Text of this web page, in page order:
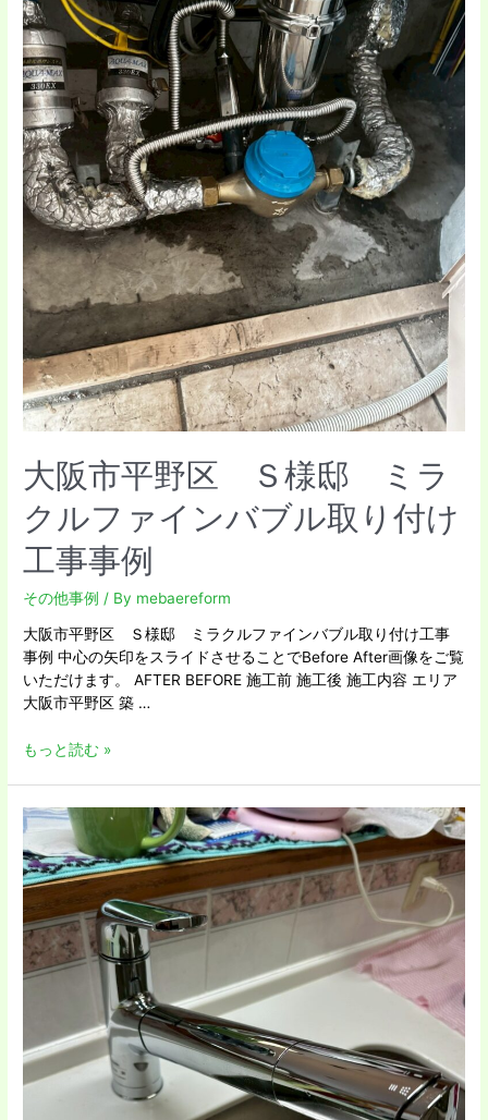
大阪市平野区 Ｓ様邸 ミラ
クルファインバブル取り付け
工事事例
その他事例 / By mebaereform
大阪市平野区 Ｓ様邸 ミラクルファインバブル取り付け工事
事例 中心の矢印をスライドさせることでBefore After画像をご覧
いただけます。 AFTER BEFORE 施工前 施工後 施工内容 エリア
大阪市平野区 築 …
様
邸
ミ
ラ
ク
ル
フ
ァ
イ
ン
バ
ブ
ル
取
り
付
け
工
事
例
もっと読む »
大
市
Ａ
様
邸
【キ
ッ
浄
水